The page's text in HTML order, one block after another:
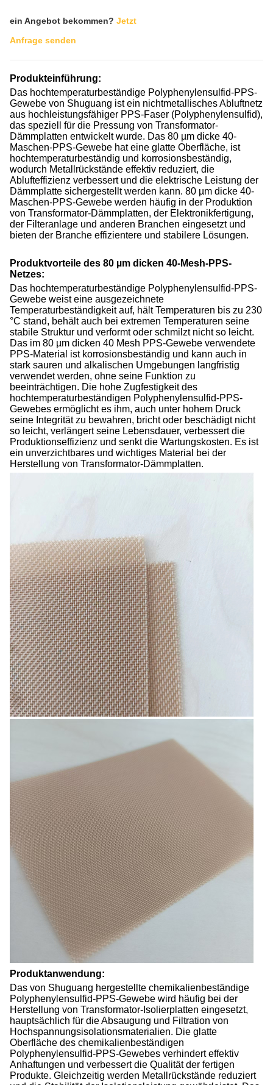
ein Angebot bekommen? Jetzt
Anfrage senden
Produkteinführung:
Das hochtemperaturbeständige Polyphenylensulfid-PPS-
Gewebe von Shuguang ist ein nichtmetallisches Abluftnetz
aus hochleistungsfähiger PPS-Faser (Polyphenylensulfid),
das speziell für die Pressung von Transformator-
Dämmplatten entwickelt wurde. Das 80 µm dicke 40-
Maschen-PPS-Gewebe hat eine glatte Oberfläche, ist
hochtemperaturbeständig und korrosionsbeständig,
wodurch Metallrückstände effektiv reduziert, die
Ablufteffizienz verbessert und die elektrische Leistung der
Dämmplatte sichergestellt werden kann. 80 µm dicke 40-
Maschen-PPS-Gewebe werden häufig in der Produktion
von Transformator-Dämmplatten, der Elektronikfertigung,
der Filteranlage und anderen Branchen eingesetzt und
bieten der Branche effizientere und stabilere Lösungen.
Produktvorteile des 80 µm dicken 40-Mesh-PPS-
Netzes:
Das hochtemperaturbeständige Polyphenylensulfid-PPS-
Gewebe weist eine ausgezeichnete
Temperaturbeständigkeit auf, hält Temperaturen bis zu 230
°C stand, behält auch bei extremen Temperaturen seine
stabile Struktur und verformt oder schmilzt nicht so leicht.
Das im 80 µm dicken 40 Mesh PPS-Gewebe verwendete
PPS-Material ist korrosionsbeständig und kann auch in
stark sauren und alkalischen Umgebungen langfristig
verwendet werden, ohne seine Funktion zu
beeinträchtigen. Die hohe Zugfestigkeit des
hochtemperaturbeständigen Polyphenylensulfid-PPS-
Gewebes ermöglicht es ihm, auch unter hohem Druck
seine Integrität zu bewahren, bricht oder beschädigt nicht
so leicht, verlängert seine Lebensdauer, verbessert die
Produktionseffizienz und senkt die Wartungskosten. Es ist
ein unverzichtbares und wichtiges Material bei der
Herstellung von Transformator-Dämmplatten.
Produktanwendung:
Das von Shuguang hergestellte chemikalienbeständige
Polyphenylensulfid-PPS-Gewebe wird häufig bei der
Herstellung von Transformator-Isolierplatten eingesetzt,
hauptsächlich für die Absaugung und Filtration von
Hochspannungsisolationsmaterialien. Die glatte
Oberfläche des chemikalienbeständigen
Polyphenylensulfid-PPS-Gewebes verhindert effektiv
Anhaftungen und verbessert die Qualität der fertigen
Produkte. Gleichzeitig werden Metallrückstände reduziert